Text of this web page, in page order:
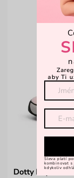
Dotty Eilyn
aby Ti
Sleva platí
kombinovat
kdykoliv